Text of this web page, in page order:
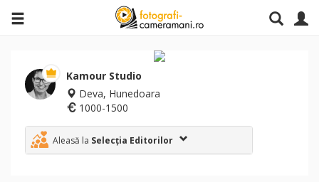
Kamour Studio
Deva, Hunedoara
1000-1500
Aleasă la Selecția Editorilor